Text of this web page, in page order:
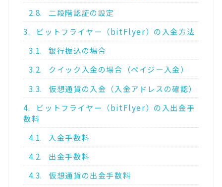
2.8.
二段階認証の設定
3.
ビットフライヤー（bitFlyer）の入金方法
3.1.
銀行振込の場合
3.2.
クイック入金の場合（ペイジー入金）
3.3.
仮想通貨の入金（入金アドレスの確認）
4.
ビットフライヤー（bitFlyer）の入出金手
数料
4.1.
入金手数料
4.2.
出金手数料
4.3.
仮想通貨の出金手数料